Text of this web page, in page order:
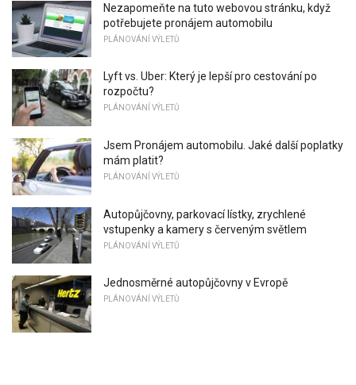
Nezapomeňte na tuto webovou stránku, když
potřebujete pronájem automobilu
PLÁNOVÁNÍ VÝLETŮ
Lyft vs. Uber: Který je lepší pro cestování po
rozpočtu?
PLÁNOVÁNÍ VÝLETŮ
Jsem Pronájem automobilu. Jaké další poplatky
mám platit?
PLÁNOVÁNÍ VÝLETŮ
Autopůjčovny, parkovací lístky, zrychlené
vstupenky a kamery s červeným světlem
PLÁNOVÁNÍ VÝLETŮ
Jednosměrné autopůjčovny v Evropě
PLÁNOVÁNÍ VÝLETŮ